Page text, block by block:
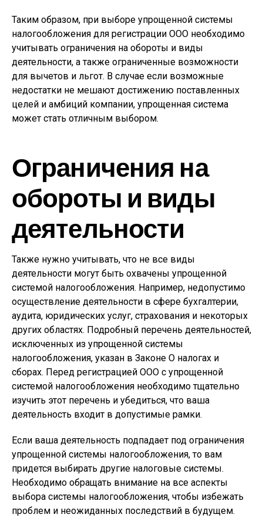
Таким образом, при выборе упрощенной системы
налогообложения для регистрации ООО необходимо
учитывать ограничения на обороты и виды
деятельности, а также ограниченные возможности
для вычетов и льгот. В случае если возможные
недостатки не мешают достижению поставленных
целей и амбиций компании, упрощенная система
может стать отличным выбором.
Ограничения на
обороты и виды
деятельности
Также нужно учитывать, что не все виды
деятельности могут быть охвачены упрощенной
системой налогообложения. Например, недопустимо
осуществление деятельности в сфере бухгалтерии,
аудита, юридических услуг, страхования и некоторых
других областях. Подробный перечень деятельностей,
исключенных из упрощенной системы
налогообложения, указан в Законе О налогах и
сборах. Перед регистрацией ООО с упрощенной
системой налогообложения необходимо тщательно
изучить этот перечень и убедиться, что ваша
деятельность входит в допустимые рамки.
Если ваша деятельность подпадает под ограничения
упрощенной системы налогообложения, то вам
придется выбирать другие налоговые системы.
Необходимо обращать внимание на все аспекты
выбора системы налогообложения, чтобы избежать
проблем и неожиданных последствий в будущем.